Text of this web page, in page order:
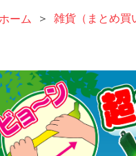
ホーム 雑貨（まとめ買